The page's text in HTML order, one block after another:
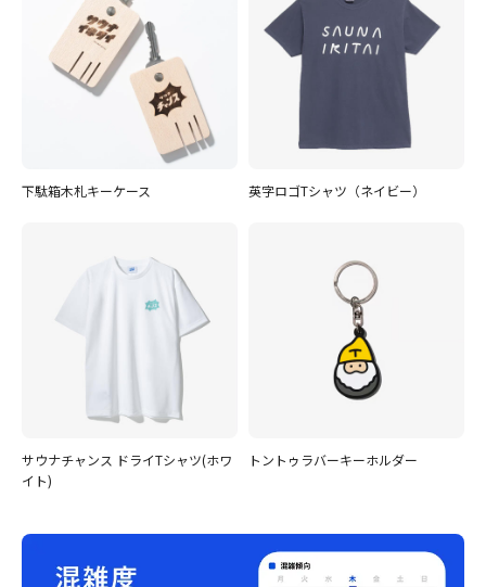
下駄箱木札キーケース 英字ロゴTシャツ（ネイビー）
サウナチャンス ドライTシャツ(ホワ
イト)
トントゥラバーキーホルダー